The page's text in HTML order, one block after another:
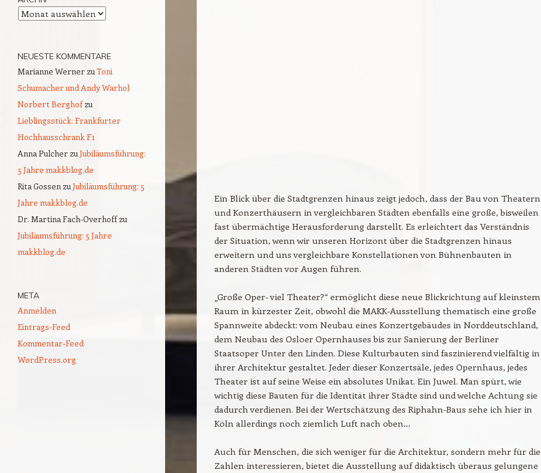
Ein Blick über die Stadtgrenzen hinaus zeigt jedoch, dass der Bau von Theatern
und Konzerthäusern in vergleichbaren Städten ebenfalls eine große, bisweilen
fast übermächtige Herausforderung darstellt. Es erleichtert das Verständnis
der Situation, wenn wir unseren Horizont über die Stadtgrenzen hinaus
erweitern und uns vergleichbare Konstellationen von Bühnenbauten in
anderen Städten vor Augen führen.
„Große Oper- viel Theater?“ ermöglicht diese neue Blickrichtung auf kleinstem
Raum in kürzester Zeit, obwohl die MAKK-Ausstellung thematisch eine große
Spannweite abdeckt: vom Neubau eines Konzertgebäudes in Norddeutschland,
dem Neubau des Osloer Opernhauses bis zur Sanierung der Berliner
Staatsoper Unter den Linden. Diese Kulturbauten sind faszinierend vielfältig in
ihrer Architektur gestaltet. Jeder dieser Konzertsäle, jedes Opernhaus, jedes
Theater ist auf seine Weise ein absolutes Unikat. Ein Juwel. Man spürt, wie
wichtig diese Bauten für die Identität ihrer Städte sind und welche Achtung sie
dadurch verdienen. Bei der Wertschätzung des Riphahn-Baus sehe ich hier in
Köln allerdings noch ziemlich Luft nach oben…
Auch für Menschen, die sich weniger für die Architektur, sondern mehr für die
Zahlen interessieren, bietet die Ausstellung auf didaktisch überaus gelungene
Archiv
NEUESTE KOMMENTARE
Marianne Werner zuToni
Schumacher und Andy Warhol
Norbert Berghofzu
Lieblingsstück: Frankfurter
Hochhausschrank F1
Anna Pulcher zuJubiläumsführung:
5 Jahre makkblog.de
Rita Gossen zuJubiläumsführung: 5
Jahre makkblog.de
Dr. Martina Fach-Overhoffzu
Jubiläumsführung: 5 Jahre
makkblog.de
META
Anmelden
Eintrags-Feed
Kommentar-Feed
WordPress.org